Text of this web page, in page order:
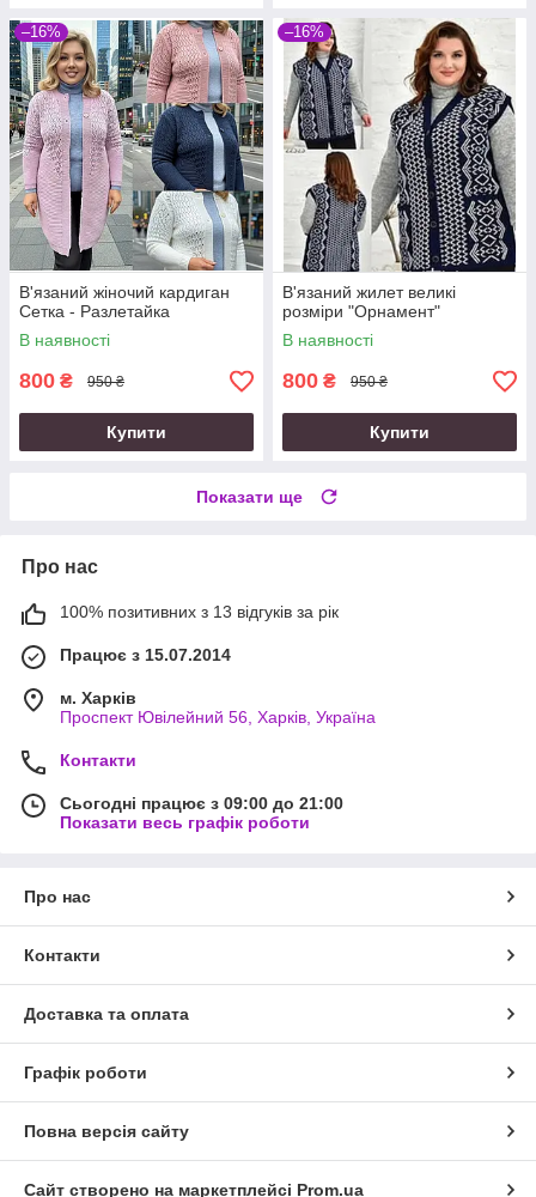
–16%
В'язаний жіночий кардиган
Сетка - Разлетайка
В наявності
800 ₴ 950 ₴
Купити
–16%
В'язаний жилет великі
розміри "Орнамент"
В наявності
800 ₴ 950 ₴
Купити
Показати ще
Про нас
100% позитивних з 13 відгуків за рік
Працює з 15.07.2014
м. Харків
Проспект Ювілейний 56, Харків, Україна
Контакти
Сьогодні працює з 09:00 до 21:00
Показати весь графік роботи
Про нас
Контакти
Доставка та оплата
Графік роботи
Повна версія сайту
Сайт створено на маркетплейсі Prom.ua